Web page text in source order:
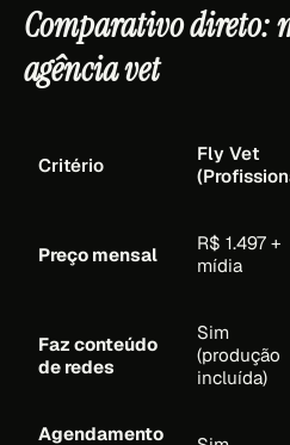
Comparativo direto:
agência vet
Critério
Fly Vet
Preço mensal
R$ 1.497 +
mídia
Faz conteúdo
de redes
Sim
(produção
incluída)
Agendamento